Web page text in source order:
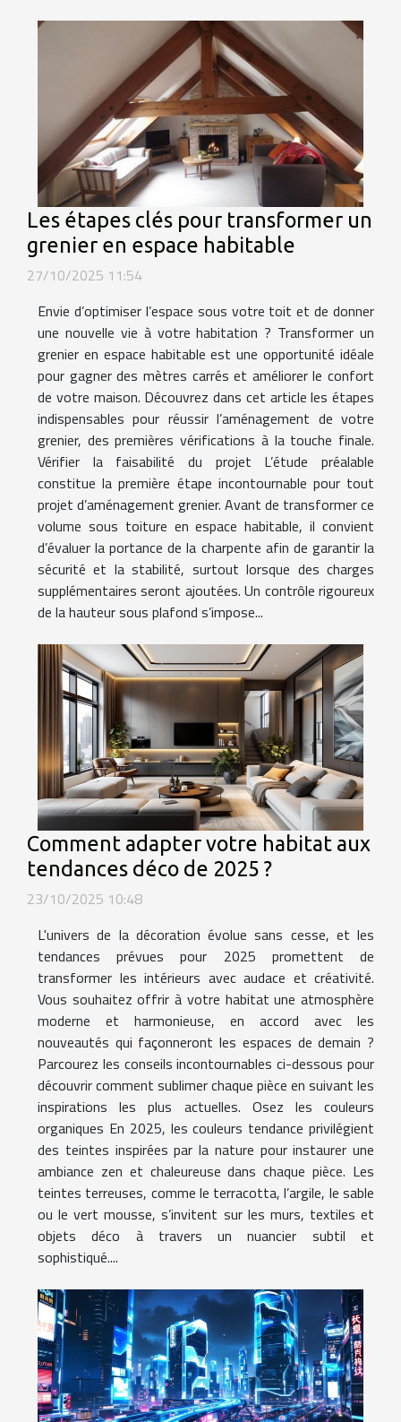
Les étapes clés pour transformer un
grenier en espace habitable
27/10/2025 11:54
Envie d’optimiser l’espace sous votre toit et de donner
une nouvelle vie à votre habitation ? Transformer un
grenier en espace habitable est une opportunité idéale
pour gagner des mètres carrés et améliorer le confort
de votre maison. Découvrez dans cet article les étapes
indispensables pour réussir l’aménagement de votre
grenier, des premières vérifications à la touche finale.
Vérifier la faisabilité du projet L’étude préalable
constitue la première étape incontournable pour tout
projet d’aménagement grenier. Avant de transformer ce
volume sous toiture en espace habitable, il convient
d’évaluer la portance de la charpente afin de garantir la
sécurité et la stabilité, surtout lorsque des charges
supplémentaires seront ajoutées. Un contrôle rigoureux
de la hauteur sous plafond s’impose...
Comment adapter votre habitat aux
tendances déco de 2025 ?
23/10/2025 10:48
L'univers de la décoration évolue sans cesse, et les
tendances prévues pour 2025 promettent de
transformer les intérieurs avec audace et créativité.
Vous souhaitez offrir à votre habitat une atmosphère
moderne et harmonieuse, en accord avec les
nouveautés qui façonneront les espaces de demain ?
Parcourez les conseils incontournables ci-dessous pour
découvrir comment sublimer chaque pièce en suivant les
inspirations les plus actuelles. Osez les couleurs
organiques En 2025, les couleurs tendance privilégient
des teintes inspirées par la nature pour instaurer une
ambiance zen et chaleureuse dans chaque pièce. Les
teintes terreuses, comme le terracotta, l’argile, le sable
ou le vert mousse, s’invitent sur les murs, textiles et
objets déco à travers un nuancier subtil et
sophistiqué....